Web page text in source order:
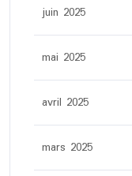
juin 2025
mai 2025
avril 2025
mars 2025